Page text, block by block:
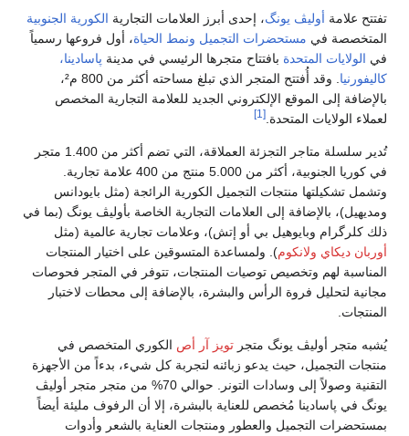
تفتتح علامة أوليڤ يونگ، إحدى أبرز العلامات التجارية الكورية الجنوبية
المتخصصة في مستحضرات التجميل ونمط الحياة، أول فروعها رسمياً
في الولايات المتحدة بافتتاح متجرها الرئيسي في مدينة پاسادينا،
كاليفورنيا
. وقد أُفتتح المتجر الذي تبلغ مساحته أكثر من 800 م²،
بالإضافة إلى الموقع الإلكتروني الجديد للعلامة التجارية المخصص
لعملاء الولايات المتحدة. [1]
تُدير سلسلة متاجر التجزئة العملاقة، التي تضم أكثر من 1.400 متجر
في كوريا الجنوبية، أكثر من 5.000 منتج من 400 علامة تجارية.
وتشمل تشكيلتها منتجات التجميل الكورية الرائجة (مثل بايودانس
ومديهيل)، بالإضافة إلى العلامات التجارية الخاصة بأوليڤ يونگ (بما في
ذلك كلرگرام وبايوهيل بي أو إتش)، وعلامات تجارية عالمية (مثل
أوربان ديكاي ولانكوم). ولمساعدة المتسوقين على اختيار المنتجات
المناسبة لهم وتخصيص توصيات المنتجات، تتوفر في المتجر فحوصات
مجانية لتحليل فروة الرأس والبشرة، بالإضافة إلى محطات لاختبار
المنتجات.
يُشبه متجر أوليڤ يونگ متجر تويز آر أص الكوري المتخصص في
منتجات التجميل، حيث يدعو زبائنه لتجربة كل شيء، بدءاً من الأجهزة
التقنية وصولاً إلى وسادات التونر. حوالي 70% من متجر متجر أوليڤ
يونگ في پاسادينا مُخصص للعناية بالبشرة، إلا أن الرفوف مليئة أيضاً
بمستحضرات التجميل والعطور ومنتجات العناية بالشعر وأدوات